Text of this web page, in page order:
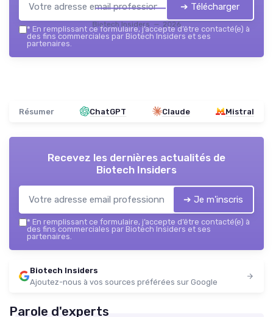
Biotech Insiders — 2026
➔ Télécharger
* En remplissant ce formulaire, j’accepte d’être contacté(e) à
des fins commerciales par Biotech Insiders et ses
partenaires.
Résumer ChatGPT Claude Mistral
Recevez les dernières actualités de
Biotech Insiders
➔ Je m'inscris
* En remplissant ce formulaire, j’accepte d’être contacté(e) à
des fins commerciales par Biotech Insiders et ses
partenaires.
Biotech Insiders
Ajoutez-nous à vos sources préférées sur Google
Parole d'experts